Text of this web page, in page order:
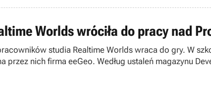
Worlds wróciła do pracy nad
studia Realtime Worlds wraca do gry. W
przez nich firma eeGeo. Według ustaleń magazynu